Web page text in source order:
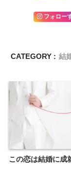
フォロー
CATEGORY : 結
この恋は結婚に成